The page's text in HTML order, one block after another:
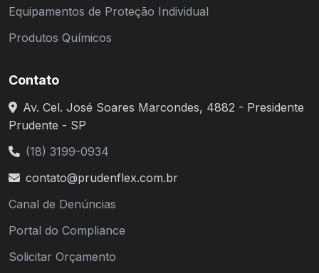
Equipamentos de Proteção Individual
Produtos Químicos
Contato
Av. Cel. José Soares Marcondes, 4882 - Presidente
Prudente - SP
(18) 3199-0934
contato@prudenflex.com.br
Canal de Denúncias
Portal do Compliance
Solicitar Orçamento